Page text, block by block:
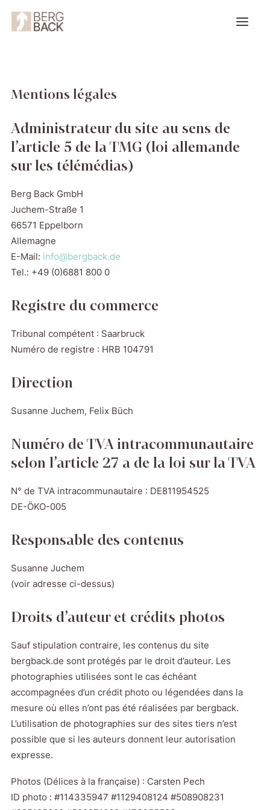
Délices à la française
Autre gamme de produits
Contact
Mentions légales
Administrateur du site au sens de
l’article 5 de la TMG (loi allemande
sur les télémédias)
Berg Back GmbH
Juchem-Straße 1
66571 Eppelborn
Allemagne
E-Mail: info@bergback.de
Tel.: +49 (0)6881 800 0
Registre du commerce
Tribunal compétent : Saarbruck
Numéro de registre : HRB 104791
Direction
Susanne Juchem, Felix Büch
Numéro de TVA intracommunautaire
selon l’article 27 a de la loi sur la TVA
N° de TVA intracommunautaire : DE811954525
DE-ÖKO-005
Responsable des contenus
Susanne Juchem
(voir adresse ci-dessus)
Droits d’auteur et crédits photos
Sauf stipulation contraire, les contenus du site
bergback.de sont protégés par le droit d’auteur. Les
photographies utilisées sont le cas échéant
accompagnées d’un crédit photo ou légendées dans la
mesure où elles n’ont pas été réalisées par bergback.
L’utilisation de photographies sur des sites tiers n’est
possible que si les auteurs donnent leur autorisation
expresse.
Photos (Délices à la française) : Carsten Pech
ID photo : #114335947 #1129408124 #508908231